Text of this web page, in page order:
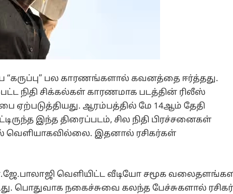
“கருப்பு” பல காரணங்களால் கவனத்தை ஈர்த்தது.
நிதி சிக்கல்கள் காரணமாக படத்தின் ரிலீஸ்
ஏற்படுத்தியது. ஆரம்பத்தில் மே 14ஆம் தேதி
இந்த திரைப்படம், சில நிதி பிரச்சனைகள்
வெளியாகவில்லை. இதனால் ரசிகர்கள்
வெளியிட்ட வீடியோ சமூக
பொதுவாக நகைச்சுவை கலந்த பேச்சுகளால்